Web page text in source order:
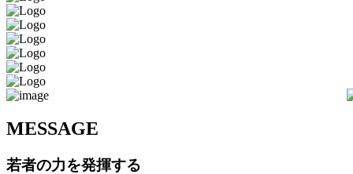
MESSAGE
若者の力を発揮する